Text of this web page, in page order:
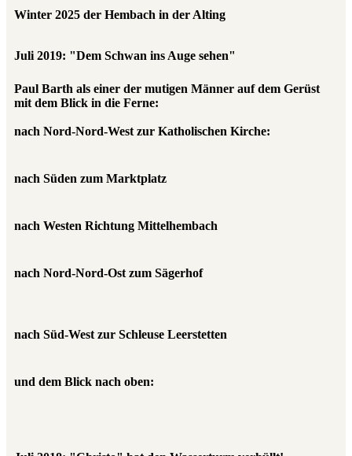
Winter 2025 der Hembach in der Alting
Juli 2019: "Dem Schwan ins Auge sehen"
Paul Barth als einer der mutigen Männer auf dem Gerüst
mit dem Blick in die Ferne:
nach Nord-Nord-West zur Katholischen Kirche:
nach Süden zum Marktplatz
nach Westen Richtung Mittelhembach
nach Nord-Nord-Ost zum Sägerhof
nach Süd-West zur Schleuse Leerstetten
und dem Blick nach oben: